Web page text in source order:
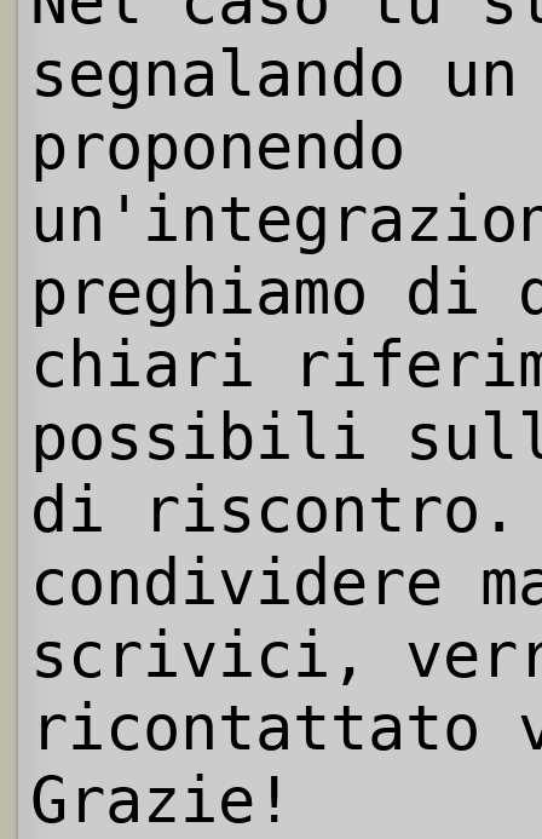
segnalando
proponendo
preghiamo
chiari
possibili
di riscontro.
condividere
scrivici,
ricontattato
Grazie!